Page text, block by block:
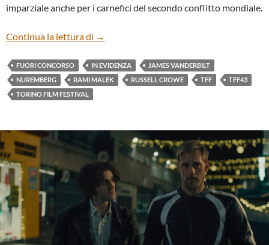
imparziale anche per i carnefici del secondo conflitto mondiale.
Continua la lettura di “NUREMBERG” DI JAMES VANDERBILT
→
FUORI CONCORSO IN EVIDENZA
JAMES VANDERBILT
NUREMBERG
RAMI MALEK RUSSELL CROWE TFF
TFF43
TORINO FILM FESTIVAL